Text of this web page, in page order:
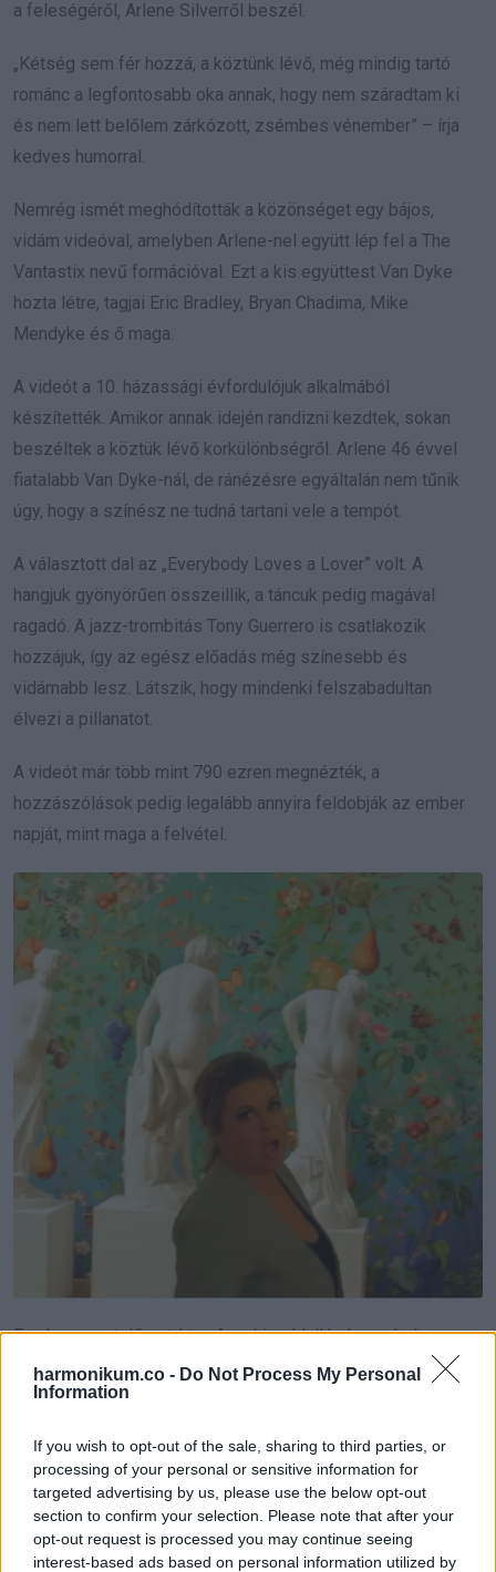
harmonikum.co - Do Not Process My Personal
Information
If you wish to opt-out of the sale, sharing to third parties, or
processing of your personal or sensitive information for
targeted advertising by us, please use the below opt-out
section to confirm your selection. Please note that after your
opt-out request is processed you may continue seeing
interest-based ads based on personal information utilized by
a feleségéről, Arlene Silverről beszél.
„Kétség sem fér hozzá, a köztünk lévő, még mindig tartó
románc a legfontosabb oka annak, hogy nem száradtam ki
és nem lett belőlem zárkózott, zsémbes vénember” – írja
kedves humorral.
Nemrég ismét meghódították a közönséget egy bájos,
vidám videóval, amelyben Arlene-nel együtt lép fel a The
Vantastix nevű formációval. Ezt a kis együttest Van Dyke
hozta létre, tagjai Eric Bradley, Bryan Chadima, Mike
Mendyke és ő maga.
A videót a 10. házassági évfordulójuk alkalmából
készítették. Amikor annak idején randizni kezdtek, sokan
beszéltek a köztük lévő korkülönbségről. Arlene 46 évvel
fiatalabb Van Dyke-nál, de ránézésre egyáltalán nem tűnik
úgy, hogy a színész ne tudná tartani vele a tempót.
A választott dal az „Everybody Loves a Lover” volt. A
hangjuk gyönyörűen összeillik, a táncuk pedig magával
ragadó. A jazz-trombitás Tony Guerrero is csatlakozik
hozzájuk, így az egész előadás még színesebb és
vidámabb lesz. Látszik, hogy mindenki felszabadultan
élvezi a pillanatot.
A videót már több mint 790 ezren megnézték, a
hozzászólások pedig legalább annyira feldobják az ember
napját, mint maga a felvétel.
Egy kommentelő ezt írta: „Az a kis oldallépés a végén
ugyanaz, amit a Dick Van Dyke Show főcímében is csinált. Ő
tényleg maga az öröm!” Egy másik hozzászóló szerint:
és a humor, egyszerűen imádom.” Egy harmadik
kommentben ez állt: „Szuper lett! Látszik Dicken az
életöröm és a humor, ami fiatalon tartja. Isten éltesse 100
fölött is!”